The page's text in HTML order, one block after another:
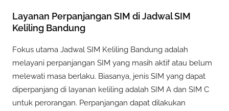
Layanan Perpanjangan SIM di Jadwal SIM
Keliling Bandung
Fokus utama Jadwal SIM Keliling Bandung adalah
melayani perpanjangan SIM yang masih aktif atau belum
melewati masa berlaku. Biasanya, jenis SIM yang dapat
diperpanjang di layanan keliling adalah SIM A dan SIM C
untuk perorangan. Perpanjangan dapat dilakukan